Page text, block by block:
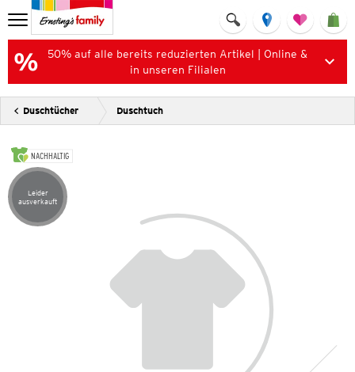
50% auf alle bereits reduzierten Artikel | Online &
in unseren Filialen
Duschtücher Duschtuch
NACHHALTIG
Artikel leider ausverkauft
Leider
ausverkauft